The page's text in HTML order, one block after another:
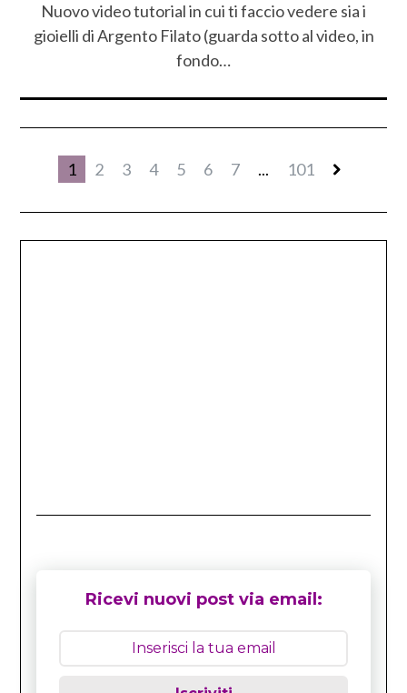
Nuovo video tutorial in cui ti faccio vedere sia i
gioielli di Argento Filato (guarda sotto al video, in
fondo…
1 2 3 4 5 6 7 ... 101
Ricevi nuovi post via email: